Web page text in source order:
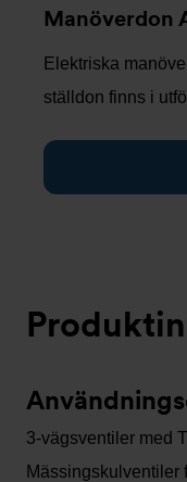
Manöverdon
Elektriska
ställdon finns i
3-vägsventiler med
Mässingskulventiler